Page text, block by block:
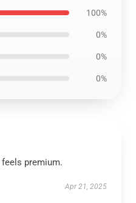
100%
0%
0%
0%
premium.
Apr 21, 2025